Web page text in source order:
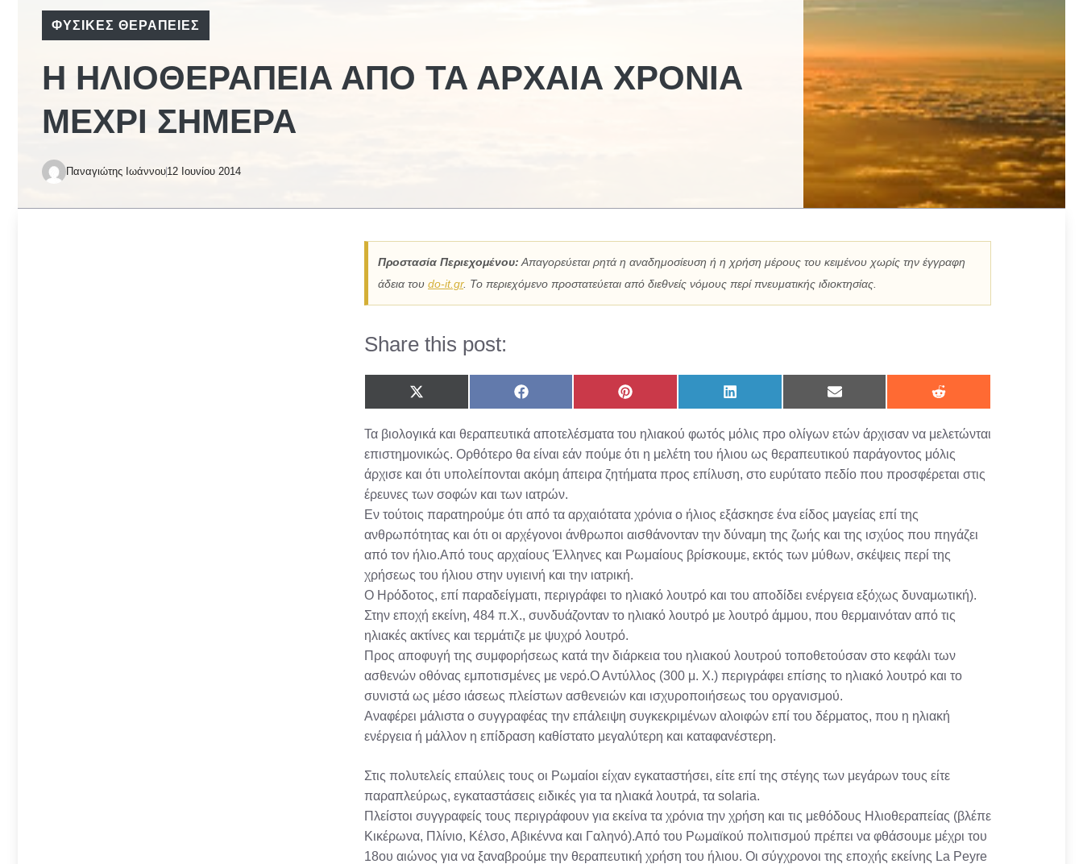
ΦΥΣΙΚΈΣ ΘΕΡΑΠΕΊΕΣ
Η ΗΛΙΟΘΕΡΑΠΕΊΑ ΑΠΌ ΤΑ ΑΡΧΑΊΑ ΧΡΌΝΙΑ
ΜΈΧΡΙ ΣΉΜΕΡΑ
Παναγιώτης Ιωάννου12 Ιουνίου 2014
Προστασία Περιεχομένου: Απαγορεύεται ρητά η αναδημοσίευση ή η χρήση μέρους του κειμένου χωρίς την έγγραφη
άδεια του do-it.gr. Το περιεχόμενο προστατεύεται από διεθνείς νόμους περί πνευματικής ιδιοκτησίας.
Share this post:
Share
on
(Twitter)
Share
on
Share
on
Share
on
Share
on
Share
on
Τα βιολογικά και θεραπευτικά αποτελέσματα του ηλιακού φωτός μόλις προ ολίγων ετών άρχισαν να μελετώνται
επιστημονικώς. Ορθότερο θα είναι εάν πούμε ότι η μελέτη του ήλιου ως θεραπευτικού παράγοντος μόλις
άρχισε και ότι υπολείπονται ακόμη άπειρα ζητήματα προς επίλυση, στο ευρύτατο πεδίο που προσφέρεται στις
έρευνες των σοφών και των ιατρών.
Εν τούτοις παρατηρούμε ότι από τα αρχαιότατα χρόνια ο ήλιος εξάσκησε ένα είδος μαγείας επί της
ανθρωπότητας και ότι οι αρχέγονοι άνθρωποι αισθάνονταν την δύναμη της ζωής και της ισχύος που πηγάζει
από τον ήλιο.Από τους αρχαίους Έλληνες και Ρωμαίους βρίσκουμε, εκτός των μύθων, σκέψεις περί της
χρήσεως του ήλιου στην υγιεινή και την ιατρική.
Ο Ηρόδοτος, επί παραδείγματι, περιγράφει το ηλιακό λουτρό και του αποδίδει ενέργεια εξόχως δυναμωτική).
Στην εποχή εκείνη, 484 π.Χ., συνδυάζονταν το ηλιακό λουτρό με λουτρό άμμου, που θερμαινόταν από τις
ηλιακές ακτίνες και τερμάτιζε με ψυχρό λουτρό.
Προς αποφυγή της συμφορήσεως κατά την διάρκεια του ηλιακού λουτρού τοποθετούσαν στο κεφάλι των
ασθενών οθόνας εμποτισμένες με νερό.Ο Αντύλλος (300 μ. X.) περιγράφει επίσης το ηλιακό λουτρό και το
συνιστά ως μέσο ιάσεως πλείστων ασθενειών και ισχυροποιήσεως του οργανισμού.
Αναφέρει μάλιστα ο συγγραφέας την επάλειψη συγκεκριμένων αλοιφών επί του δέρματος, που η ηλιακή
ενέργεια ή μάλλον η επίδραση καθίστατο μεγαλύτερη και καταφανέστερη.
Στις πολυτελείς επαύλεις τους οι Ρωμαίοι είχαν εγκαταστήσει, είτε επί της στέγης των μεγάρων τους είτε
παραπλεύρως, εγκαταστάσεις ειδικές για τα ηλιακά λουτρά, τα solaria.
Πλείστοι συγγραφείς τους περιγράφουν για εκείνα τα χρόνια την χρήση και τις μεθόδους Ηλιοθεραπείας (βλέπε
Κικέρωνα, Πλίνιο, Κέλσο, Αβικέννα και Γαληνό).Από του Ρωμαϊκού πολιτισμού πρέπει να φθάσουμε μέχρι του
18ου αιώνος για να ξαναβρούμε την θεραπευτική χρήση του ήλιου. Οι σύγχρονοι της εποχής εκείνης La Peyre